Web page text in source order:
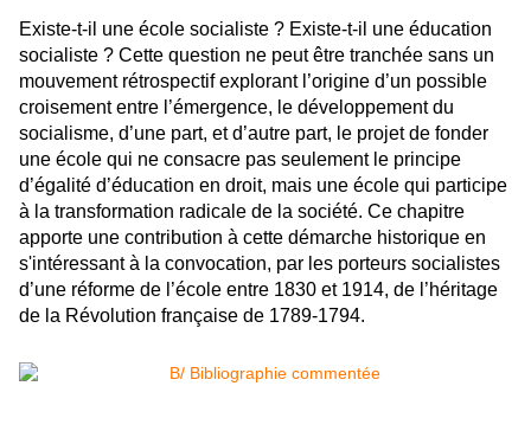
Existe-t-il une école socialiste ? Existe-t-il une éducation
socialiste ? Cette question ne peut être tranchée sans un
mouvement rétrospectif explorant l’origine d’un possible
croisement entre l’émergence, le développement du
socialisme, d’une part, et d’autre part, le projet de fonder
une école qui ne consacre pas seulement le principe
d’égalité d’éducation en droit, mais une école qui participe
à la transformation radicale de la société. Ce chapitre
apporte une contribution à cette démarche historique en
s'intéressant à la convocation, par les porteurs socialistes
d’une réforme de l’école entre 1830 et 1914, de l’héritage
de la Révolution française de 1789-1794.